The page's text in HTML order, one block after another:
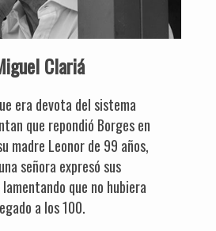
Clariá
era devota del sistema
que repondió Borges en
madre Leonor de 99 años,
señora expresó sus
que no hubiera
a los 100.